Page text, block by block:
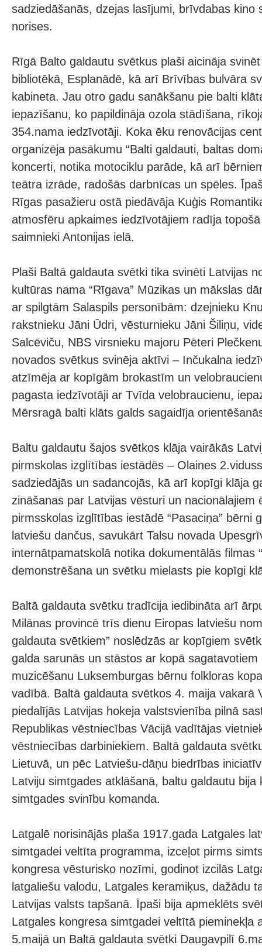
sadziedāšanās, dzejas lasījumi, brīvdabas kino
norises.
Rīgā Balto galdautu svētkus plaši aicināja
bibliotēkā, Esplanādē, kā arī Brīvības bulvāra
kabineta. Jau otro gadu sanākšanu pie balti
iepazīšanu, ko papildināja ozola stādīšana,
354.nama iedzīvotāji. Koka ēku renovācijas
organizēja pasākumu “Balti galdauti, baltas
koncerti, notika motociklu parāde, kā arī
teātra izrāde, radošās darbnīcas un spēles.
Rīgas pasažieru ostā piedāvāja Kuģis
atmosfēru apkaimes iedzīvotājiem radīja
saimnieki Antonijas ielā.
Plaši Baltā galdauta svētki tika svinēti Latvijas
kultūras nama “Rīgava” Mūzikas un mākslas
ar spilgtām Salaspils personībām: dzejnieku
rakstnieku Jāni Ūdri, vēsturnieku Jāni Šiliņu,
Salcēviču, NBS virsnieku majoru Pēteri
novados svētkus svinēja aktīvi – Inčukalna
atzīmēja ar kopīgām brokastīm un
pagasta iedzīvotāji ar Tvīda velobraucienu,
Mērsragā balti klāts galds sagaidīja
Baltu galdautu šajos svētkos klāja vairākās
pirmskolas izglītības iestādēs – Olaines
sadziedājās un sadancojās, kā arī kopīgi klāja
zināšanas par Latvijas vēsturi un nacionālajiem
pirmsskolas izglītības iestādē “Pasaciņa” bērni
latviešu dančus, savukārt Talsu novada
internātpamatskolā notika dokumentālās filmas
demonstrēšana un svētku mielasts pie kopīgi
Baltā galdauta svētku tradīcija iedibināta arī
Milānas provincē trīs dienu Eiropas latviešu
galdauta svētkiem” noslēdzās ar kopīgiem
galda sarunās un stāstos ar kopā
muzicēšanu Luksemburgas bērnu folkloras
vadībā. Baltā galdauta svētkos 4. maija vakarā
piedalījās Latvijas hokeja valstsvienība pilnā
Republikas vēstniecības Vācijā vadītājas
vēstniecības darbiniekiem. Baltā galdauta
Lietuvā, un pēc Latviešu-dāņu biedrības
Latviju simtgades atklāšanā, baltu galdautu bija
simtgades svinību komanda.
Latgalē norisinājās plaša 1917.gada Latgales
simtgadei veltīta programma, izceļot pirms
kongresa vēsturisko nozīmi, godinot izcilās
latgaliešu valodu, Latgales keramiķus, dažādu
Latvijas valsts tapšanā. Īpaši bija apmeklēts
Latgales kongresa simtgadei veltītā pieminekļa
5.maijā un Baltā galdauta svētki Daugavpilī